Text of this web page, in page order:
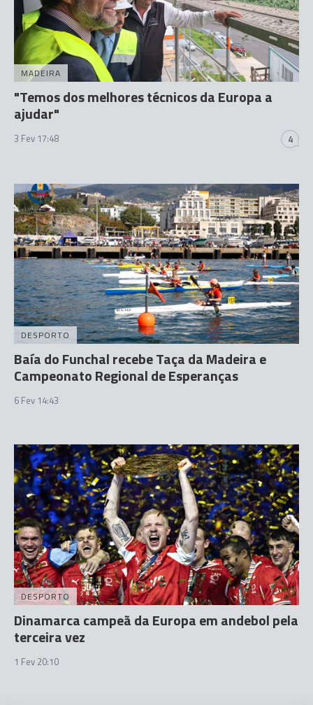
MADEIRA
"Temos dos melhores técnicos da Europa a
ajudar"
3 Fev 17:48 4
DESPORTO
Baía do Funchal recebe Taça da Madeira e
Campeonato Regional de Esperanças
6 Fev 14:43
DESPORTO
Dinamarca campeã da Europa em andebol pela
terceira vez
1 Fev 20:10